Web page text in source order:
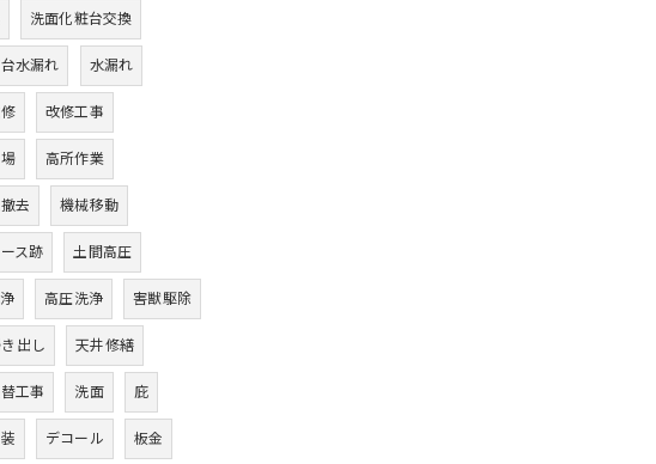
洗面化粧台交換
水漏れ 水漏れ
改修工事
高所作業
去 機械移動
ス跡 土間高圧
高圧洗浄 害獣駆除
出し 天井修繕
工事 洗面 庇
デコール 板金